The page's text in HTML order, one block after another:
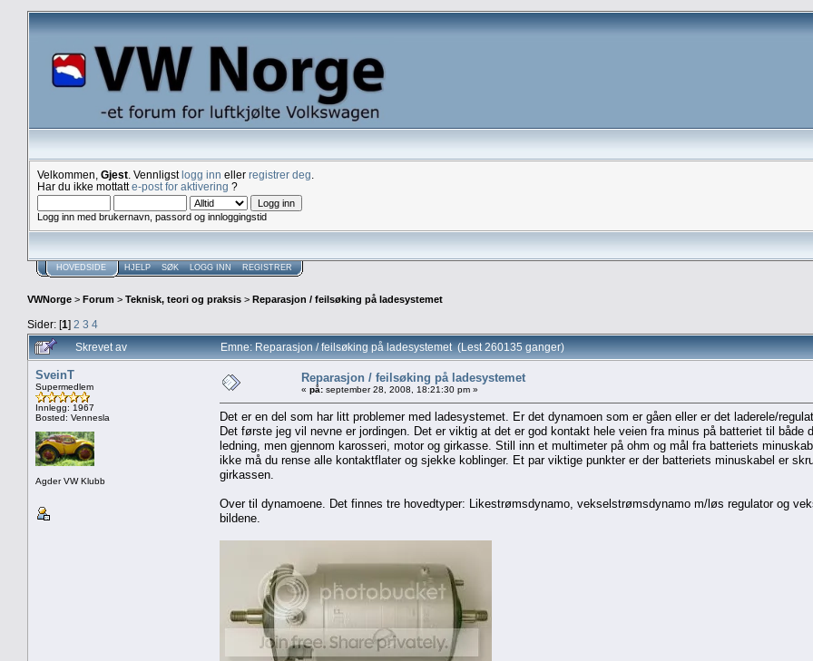
Velkommen, Gjest . Vennligstlogg inn eller registrer deg
Har du ikke mottatte-post for aktivering ?
Logg inn med brukernavn, passord og innloggingstid
HOVEDSIDE HJELP SØK LOGG INN REGISTRER
VWNorge > Forum > Teknisk, teori og praksis > Reparasjon / feilsøking på ladesystemet
Sider: [1] 2 3 4
Skrevet av
Emne: Reparasjon / feilsøking på ladesystemet (Lest 260135 ganger)
SveinT
Supermedlem
Innlegg: 1967
Bosted: Vennesla
Agder VW Klubb
Reparasjon / feilsøking på ladesystemet
« på: september 28, 2008, 18:21:30 pm »
Det er en del som har litt problemer med ladesystemet. Er det dynamoen som er gåen eller er det laderele/
Det første jeg vil nevne er jordingen. Det er viktig at det er god kontakt hele veien fra minus på batteriet til
ledning, men gjennom karosseri, motor og girkasse. Still inn et multimeter på ohm og mål fra batteriets
ikke må du rense alle kontaktflater og sjekke koblinger. Et par viktige punkter er der batteriets minuskabel er
girkassen.
Over til dynamoene. Det finnes tre hovedtyper: Likestrømsdynamo, vekselstrømsdynamo m/løs regulator og
bildene.